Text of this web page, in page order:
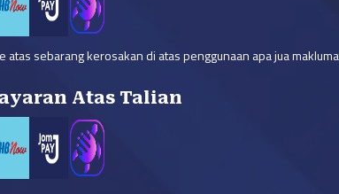
sebarang kerosakan di atas penggunaan apa jua
Atas Talian